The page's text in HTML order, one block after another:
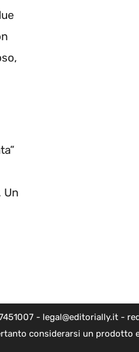
Un
- legal@editorially.it -
considerarsi un prodotto